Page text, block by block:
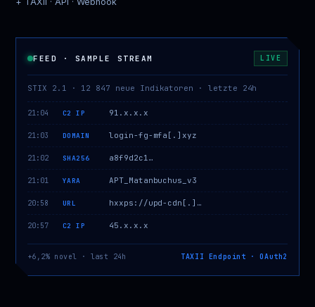
FEED · SAMPLE STREAM LIVE
STIX 2.1 · 12 847 neue Indikatoren · letzte 24h
21:04 C2 IP 91.x.x.x
21:03 DOMAIN login-fg-mfa[.]xyz
21:02 SHA256 a8f9d2c1…
21:01 YARA APT_Matanbuchus_v3
20:58 URL hxxps://upd-cdn[.]…
20:57 C2 IP 45.x.x.x
+6,2% novel · last 24h TAXII Endpoint · OAuth2